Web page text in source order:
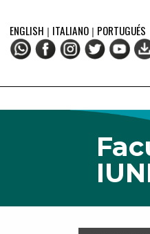
ENGLISH | ITALIANO | PORTUGUÉS